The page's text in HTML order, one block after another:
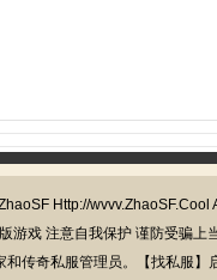
Http://wvvv.ZhaoSF.Cool
游戏 注意自我保护 谨防受骗上
传奇私服管理员。【找私服